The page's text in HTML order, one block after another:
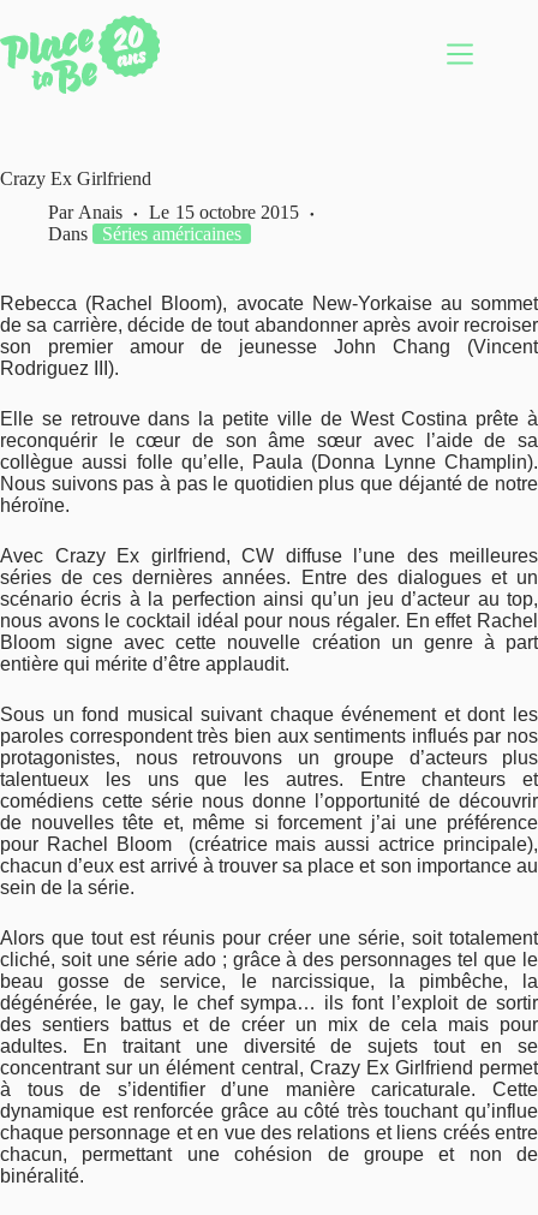
au
contenu
Crazy Ex Girlfriend
Par Anais Le 15 octobre 2015
Dans
Séries américaines
Rebecca (Rachel Bloom), avocate New-Yorkaise au sommet
de sa carrière, décide de tout abandonner après avoir recroiser
son premier amour de jeunesse John Chang (Vincent
Rodriguez III).
Elle se retrouve dans la petite ville de West Costina prête à
reconquérir le cœur de son âme sœur avec l’aide de sa
collègue aussi folle qu’elle, Paula (Donna Lynne Champlin).
Nous suivons pas à pas le quotidien plus que déjanté de notre
héroïne.
Avec Crazy Ex girlfriend, CW diffuse l’une des meilleures
séries de ces dernières années. Entre des dialogues et un
scénario écris à la perfection ainsi qu’un jeu d’acteur au top,
nous avons le cocktail idéal pour nous régaler. En effet Rachel
Bloom signe avec cette nouvelle création un genre à part
entière qui mérite d’être applaudit.
Sous un fond musical suivant chaque événement et dont les
paroles correspondent très bien aux sentiments influés par nos
protagonistes, nous retrouvons un groupe d’acteurs plus
talentueux les uns que les autres. Entre chanteurs et
comédiens cette série nous donne l’opportunité de découvrir
de nouvelles tête et, même si forcement j’ai une préférence
pour Rachel Bloom (créatrice mais aussi actrice principale),
chacun d’eux est arrivé à trouver sa place et son importance au
sein de la série.
Alors que tout est réunis pour créer une série, soit totalement
cliché, soit une série ado ; grâce à des personnages tel que le
beau gosse de service, le narcissique, la pimbêche, la
dégénérée, le gay, le chef sympa… ils font l’exploit de sortir
des sentiers battus et de créer un mix de cela mais pour
adultes. En traitant une diversité de sujets tout en se
concentrant sur un élément central, Crazy Ex Girlfriend permet
à tous de s’identifier d’une manière caricaturale. Cette
dynamique est renforcée grâce au côté très touchant qu’influe
chaque personnage et en vue des relations et liens créés entre
chacun, permettant une cohésion de groupe et non de
binéralité.